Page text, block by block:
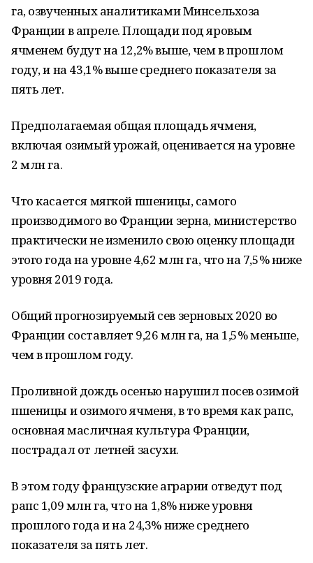
га, озвученных аналитиками Минсельхоза
Франции в апреле. Площади под яровым
ячменем будут на 12,2% выше, чем в прошлом
году, и на 43,1% выше среднего показателя за
пять лет.
Предполагаемая общая площадь ячменя,
включая озимый урожай, оценивается на уровне
2 млн га.
Что касается мягкой пшеницы, самого
производимого во Франции зерна, министерство
практически не изменило свою оценку площади
этого года на уровне 4,62 млн га, что на 7,5% ниже
уровня 2019 года.
Общий прогнозируемый сев зерновых 2020 во
Франции составляет 9,26 млн га, на 1,5% меньше,
чем в прошлом году.
Проливной дождь осенью нарушил посев озимой
пшеницы и озимого ячменя, в то время как рапс,
основная масличная культура Франции,
пострадал от летней засухи.
В этом году французские аграрии отведут под
рапс 1,09 млн га, что на 1,8% ниже уровня
прошлого года и на 24,3% ниже среднего
показателя за пять лет.